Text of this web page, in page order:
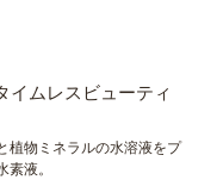
イムレスビューティ
植物ミネラルの水溶液をプ
素液。